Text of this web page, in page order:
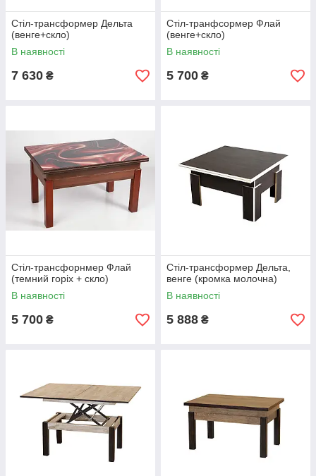
Стіл-трансформер Дельта
(венге+скло)
В наявності
7 630 ₴
Стіл-транфсормер Флай
(венге+скло)
В наявності
5 700 ₴
Стіл-трансфорнмер Флай
(темний горіх + скло)
В наявності
5 700 ₴
Стіл-трансформер Дельта,
венге (кромка молочна)
В наявності
5 888 ₴